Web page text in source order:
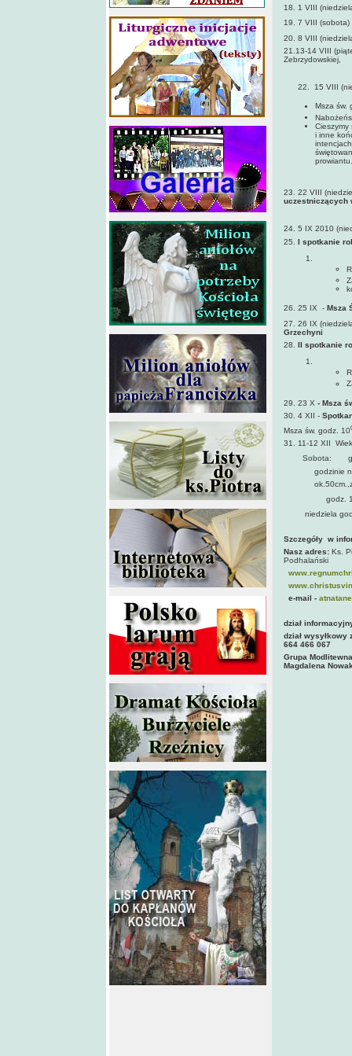
18. 1 VIII
19. 7 VIII (sobota)
20. 8 VIII
21.13-14 VIII
Zebrzydowskiej,
22. 15 VIII
Msza św.
Cieszymy
i inne
prowiantu.
23. 22 VIII
uczestniczących
24. 5 IX 2010
25. I spotkanie
26. 25 IX - Msza
27. 26 IX
Grzechyni
28. II spotkanie
29. 23 X - Msza
30. 4 XII -
Msza św. godz. 10
31. 11-12 XII
Sobota:
godzinie na
godz.
niedziela
Szczegóły w
Nasz adres: Ks.
Podhalański
e-mail -
dział
dział
664 466 067
Grupa
Magdalena